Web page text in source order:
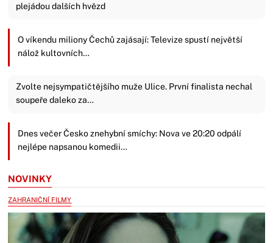
plejádou dalších hvězd
O víkendu miliony Čechů zajásají: Televize spustí největší
nálož kultovních…
Zvolte nejsympatičtějšího muže Ulice. První finalista nechal
soupeře daleko za…
Dnes večer Česko znehybní smíchy: Nova ve 20:20 odpálí
nejlépe napsanou komedii…
NOVINKY
ZAHRANIČNÍ FILMY